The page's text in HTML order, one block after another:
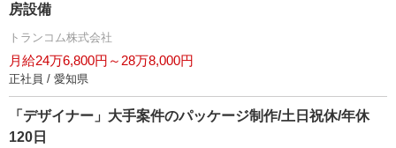
房設備
トランコム株式会社
月給24万6,800円～28万8,000円
正社員 / 愛知県
「デザイナー」大手案件のパッケージ制作/土日祝休/年休
120日